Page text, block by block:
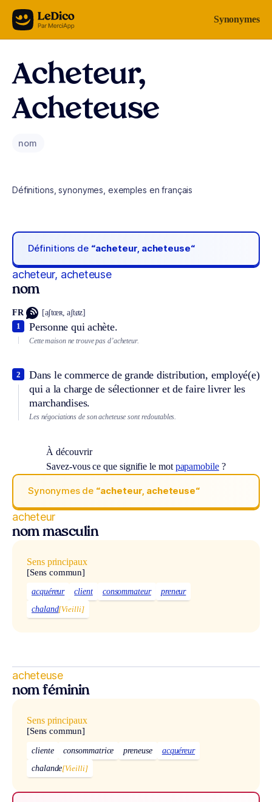
Aller au contenu Synonymes
Acheteur,
Acheteuse
nom
Définitions, synonymes, exemples en français
Définitions de “acheteur, acheteuse“
acheteur, acheteuse
nom
FR [aʃtœʀ, aʃtøz]
Personne qui achète.
1
Cette maison ne trouve pas d’acheteur.
Dans le commerce de grande distribution, employé(e)
qui a la charge de sélectionner et de faire livrer les
marchandises.
2
Les négociations de son acheteuse sont redoutables.
À découvrir
Savez-vous ce que signifie le mot papamobile?
Synonymes de “acheteur, acheteuse“
acheteur
nom masculin
Sens principaux
[Sens commun]
acquéreur client consommateur
preneur
chaland[Vieilli]
acheteuse
nom féminin
Sens principaux
[Sens commun]
cliente consommatrice preneuse
acquéreur
chalande[Vieilli]